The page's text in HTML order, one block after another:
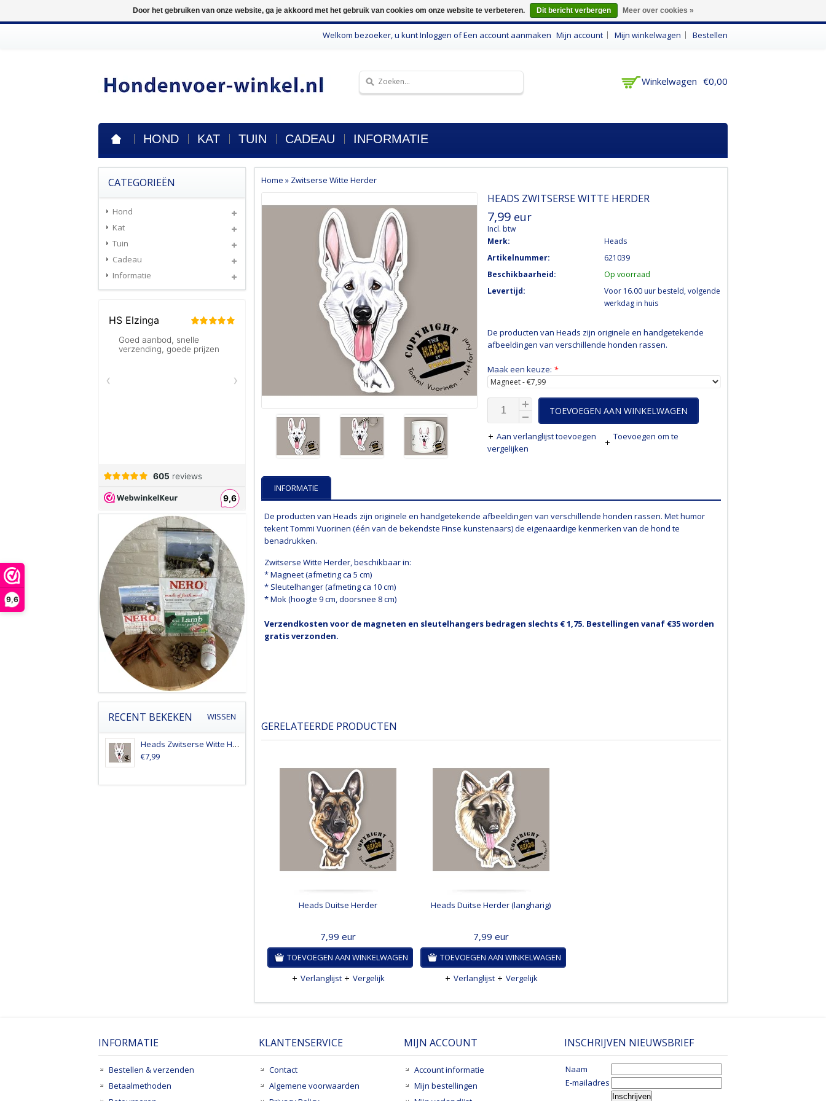
9,6
Welkom bezoeker, u kuntInloggen ofEen account aanmaken Mijn account Mijn winkelwagen Bestellen
Winkelwagen €0,00
HOND KAT TUIN CADEAU INFORMATIE
Home » Zwitserse Witte Herder
HEADS ZWITSERSE WITTE HERDER
7,99 eur
Incl. btw
Merk:
Heads
Artikelnummer:
621039
Beschikbaarheid:
Op voorraad
Levertijd:
Voor 16.00 uur besteld, volgende
werkdag in huis
De producten van Heads zijn originele en handgetekende
afbeeldingen van verschillende honden rassen.
Maak een keuze: *
TOEVOEGEN AAN WINKELWAGEN
Aan verlanglijst toevoegen
Toevoegen om te
vergelijken
INFORMATIE
De producten van Heads zijn originele en handgetekende afbeeldingen van verschillende honden rassen. Met humor
tekent Tommi Vuorinen (één van de bekendste Finse kunstenaars) de eigenaardige kenmerken van de hond te
benadrukken.
Zwitserse Witte Herder, beschikbaar in:
* Magneet (afmeting ca 5 cm)
* Sleutelhanger (afmeting ca 10 cm)
* Mok (hoogte 9 cm, doorsnee 8 cm)
Verzendkosten voor de magneten en sleutelhangers bedragen slechts € 1,75. Bestellingen vanaf €35 worden
gratis verzonden.
GERELATEERDE PRODUCTEN
Heads Duitse Herder
7,99 eur
TOEVOEGEN AAN WINKELWAGEN
Verlanglijst
Vergelijk
Heads Duitse Herder (langharig)
7,99 eur
TOEVOEGEN AAN WINKELWAGEN
Verlanglijst
Vergelijk
CATEGORIEËN
Hond
Kat
Tuin
Cadeau
Informatie
RECENT BEKEKEN WISSEN
Heads Zwitserse Witte Herder
€7,99
INFORMATIE
Bestellen & verzenden
Betaalmethoden
KLANTENSERVICE
Contact
Algemene voorwaarden
MIJN ACCOUNT
Account informatie
Mijn bestellingen
INSCHRIJVEN NIEUWSBRIEF
Naam
E-mailadres
Door het gebruiken van onze website, ga je akkoord met het gebruik van cookies om onze website te verbeteren. Dit bericht verbergen Meer over cookies »